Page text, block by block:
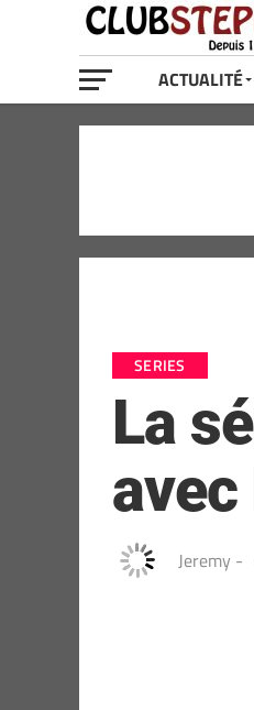
ACTUALITÉ
SERIES
La
Jeremy -